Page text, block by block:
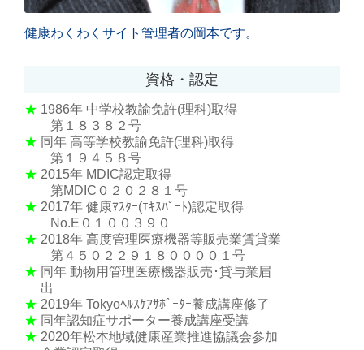
健康わくわくサイト管理者の岡本です。
資格・認定
★ 1986年 中学校教諭免許(理科)取得
第１８３８２号
★ 同年 高等学校教諭免許(理科)取得
第１９４５８号
★ 2015年 MDIC認定取得
第MDIC０２０２８１号
★ 2017年 健康ﾏｽﾀｰ(ｴｷｽﾊﾟｰﾄ)認定取得
No.E０１００３９０
★ 2018年 高度管理医療機器等販売業賃貸業
第４５０２２９１８００００１号
★ 同年 動物用管理医療機器販売･貸与業届
出
★ 2019年 Tokyoﾍﾙｽｹｱｻﾎﾟｰﾀｰ養成講座修了
★ 同年認知症サポーター養成講座受講
★ 2020年松本地域健康産業推進協議会参加